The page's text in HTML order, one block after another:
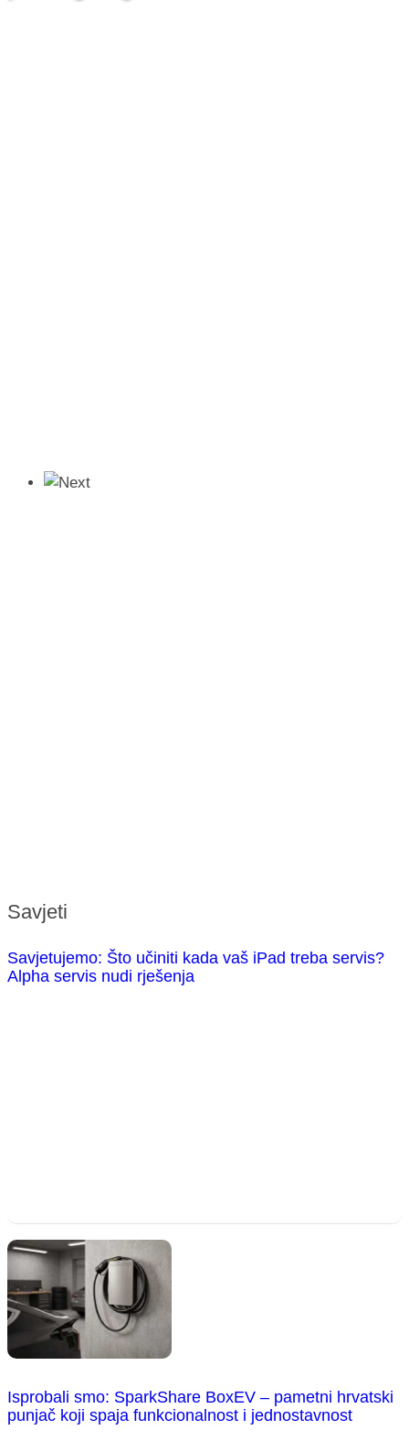
Savjeti
Savjetujemo: Što učiniti kada vaš iPad treba servis?
Alpha servis nudi rješenja
Isprobali smo: SparkShare BoxEV – pametni hrvatski
punjač koji spaja funkcionalnost i jednostavnost